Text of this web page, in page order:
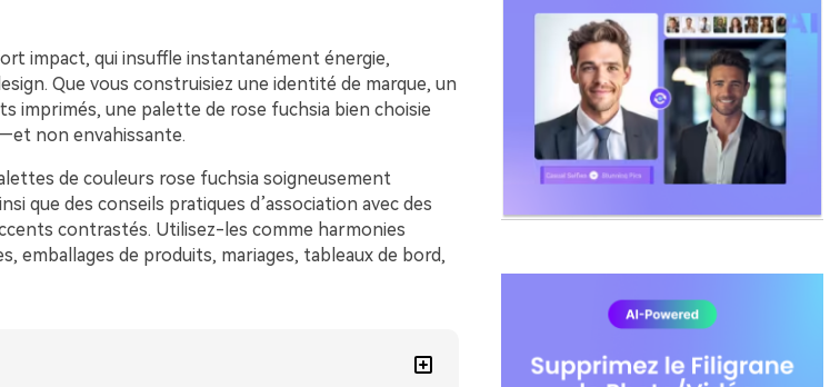
impact, qui insuffle instantanément énergie,
Que vous construisiez une identité de marque, un
imprimés, une palette de rose fuchsia bien choisie
non envahissante.
de couleurs rose fuchsia soigneusement
que des conseils pratiques d’association avec des
contrastés. Utilisez-les comme harmonies
emballages de produits, mariages, tableaux de bord,